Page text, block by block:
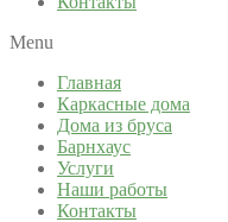
Menu
Главная
Каркасные дома
Дома из бруса
Барнхаус
Услуги
Наши работы
Контакты